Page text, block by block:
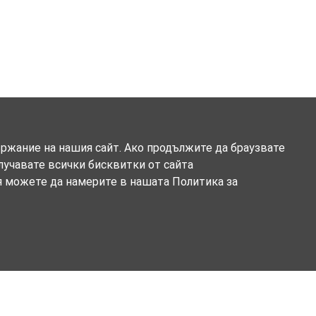
на нашия сайт. Ако продължите да браузвате
всички бисквитки от сайта
да намерите в нашата Политика за